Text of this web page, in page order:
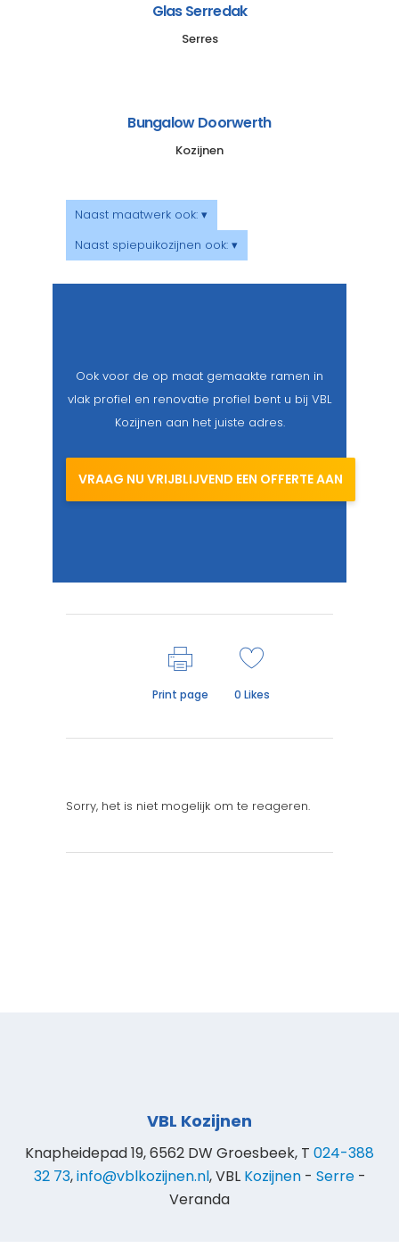
Glas Serredak
Serres
Bungalow Doorwerth
Kozijnen
Naast maatwerk ook: ▾
Naast spiepuikozijnen ook: ▾
Ook voor de op maat gemaakte ramen in
vlak profiel en renovatie profiel bent u bij VBL
Kozijnen aan het juiste adres.
VRAAG NU VRIJBLIJVEND EEN OFFERTE AAN
Print page 0 Likes
Sorry, het is niet mogelijk om te reageren.
VBL Kozijnen
Knapheidepad 19, 6562 DW Groesbeek, T 024-388
32 73,info@vblkozijnen.nl, VBL Kozijnen- Serre-
Veranda